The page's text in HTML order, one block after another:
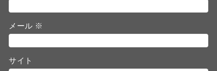
メール ※
サイト